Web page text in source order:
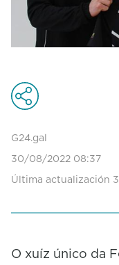
G24.gal
30/08/2022 08:37
Última actualización
O xuíz único da